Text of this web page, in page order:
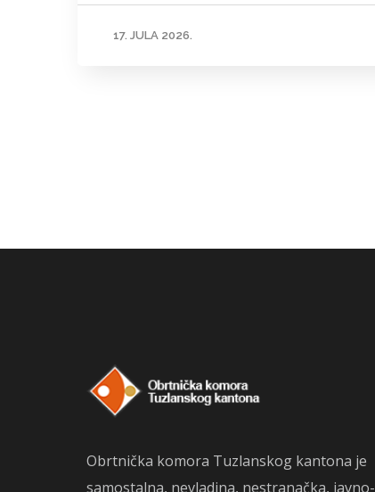
17. JULA 2026.
Obrtnička komora Tuzlanskog kantona je
samostalna, nevladina, nestranačka, javno-